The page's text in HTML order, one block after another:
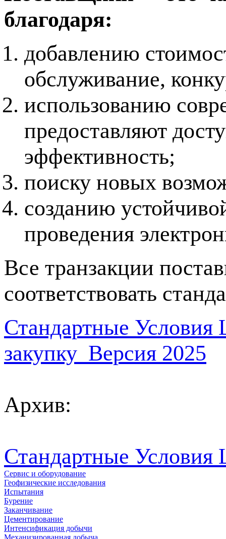
благодаря:
добавлению
обслуживание,
использованию
предоставляют
эффективность;
поиску новых
созданию
проведения
Все транзакции
соответствовать
Стандартные Условия
закупку_Версия 2025
Архив:
Стандартные Условия
Сервис и оборудование
Геофизические исследования
Испытания
Бурение
Заканчивание
Цементирование
Интенсификация добычи
Механизированная добыча